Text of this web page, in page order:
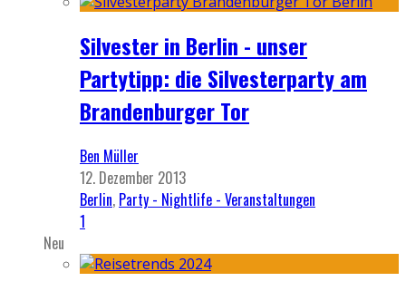
Silvester in Berlin - unser
Partytipp: die Silvesterparty am
Brandenburger Tor
Ben Müller
12. Dezember 2013
Berlin, Party - Nightlife - Veranstaltungen
1
Neu